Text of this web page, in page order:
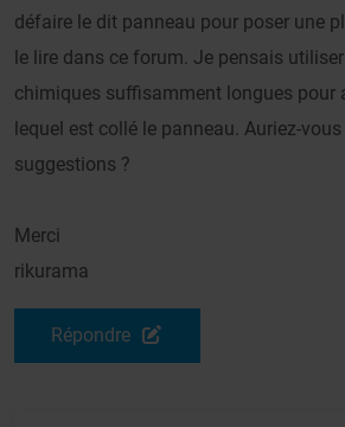
défaire le dit panneau pour poser une
le lire dans ce forum. Je pensais
chimiques suffisamment longues pour
lequel est collé le panneau. Auriez-
suggestions ?
Merci
rikurama
Répondre